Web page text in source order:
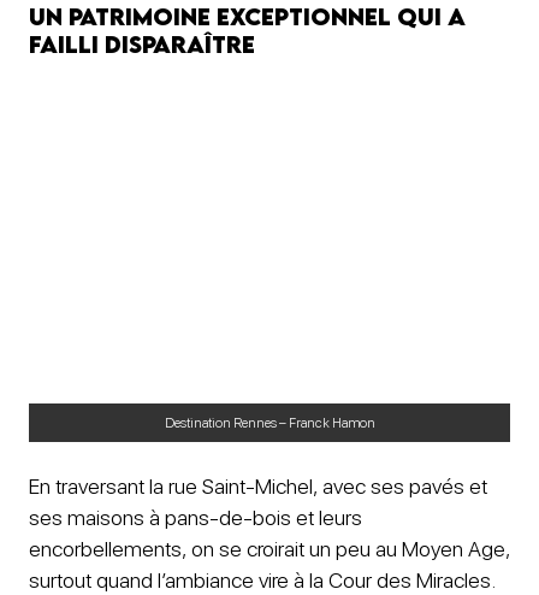
Un patrimoine exceptionnel qui a
failli disparaître
Destination Rennes – Franck Hamon
En traversant la rue Saint-Michel, avec ses pavés et
ses maisons à pans-de-bois et leurs
encorbellements, on se croirait un peu au Moyen Age,
surtout quand l’ambiance vire à la Cour des Miracles.